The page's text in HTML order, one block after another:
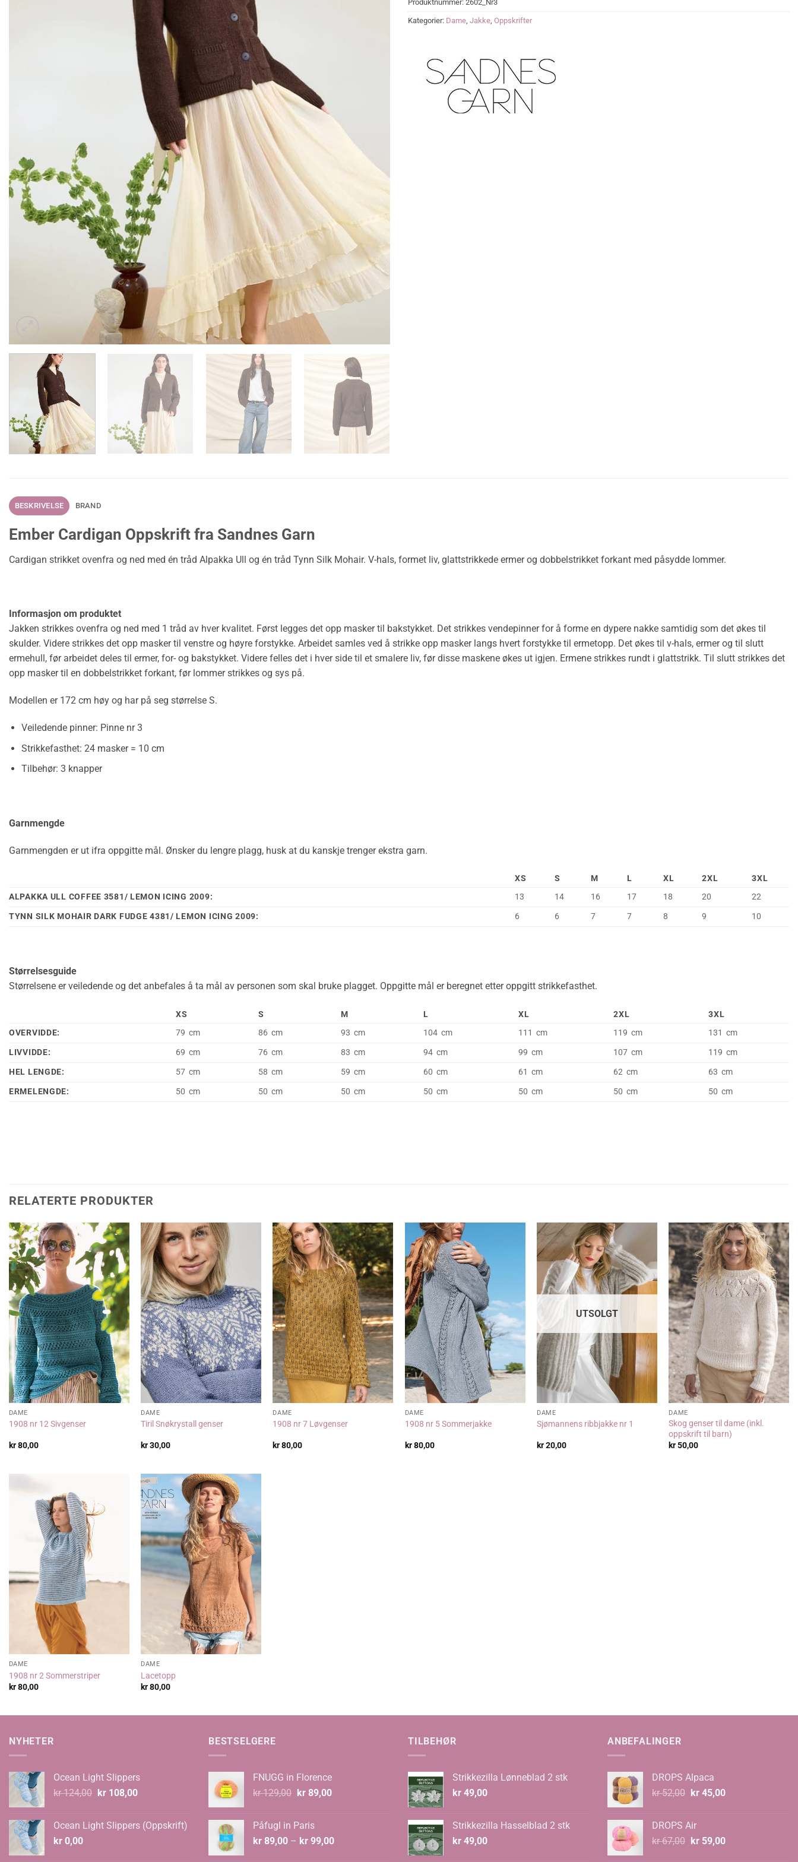
Produktnummer: 2602_Nr3
Kategorier: Dame, Jakke, Oppskrifter
BESKRIVELSE BRAND
Ember Cardigan Oppskrift fra Sandnes Garn
Cardigan strikket ovenfra og ned med én tråd Alpakka Ull og én tråd Tynn Silk Mohair. V-hals, formet liv, glattstrikkede ermer og dobbelstrikket forkant med påsydde lommer.
Informasjon om produktet
Jakken strikkes ovenfra og ned med 1 tråd av hver kvalitet. Først legges det opp masker til bakstykket. Det strikkes vendepinner for å forme en dypere nakke samtidig som det økes til
skulder. Videre strikkes det opp masker til venstre og høyre forstykke. Arbeidet samles ved å strikke opp masker langs hvert forstykke til ermetopp. Det økes til v-hals, ermer og til slutt
ermehull, før arbeidet deles til ermer, for- og bakstykket. Videre felles det i hver side til et smalere liv, før disse maskene økes ut igjen. Ermene strikkes rundt i glattstrikk. Til slutt strikkes det
opp masker til en dobbelstrikket forkant, før lommer strikkes og sys på.
Modellen er 172 cm høy og har på seg størrelse S.
Veiledende pinner: Pinne nr 3
Strikkefasthet: 24 masker = 10 cm
Tilbehør: 3 knapper
Garnmengde
Garnmengden er ut ifra oppgitte mål. Ønsker du lengre plagg, husk at du kanskje trenger ekstra garn.
XS S M L XL 2XL
3XL
ALPAKKA ULL COFFEE 3581/ LEMON ICING 2009:
13 14 16 17 18 20
22
TYNN SILK MOHAIR DARK FUDGE 4381/ LEMON ICING 2009:
6 6 7 7 8 9 10
Størrelsesguide
Størrelsene er veiledende og det anbefales å ta mål av personen som skal bruke plagget. Oppgitte mål er beregnet etter oppgitt strikkefasthet.
XS S M L XL 2XL
3XL
OVERVIDDE:
79 cm 86 cm 93 cm 104 cm 111 cm 119 cm
131 cm
LIVVIDDE:
69 cm 76 cm 83 cm 94 cm 99 cm 107 cm
119 cm
HEL LENGDE:
57 cm 58 cm 59 cm 60 cm 61 cm 62 cm
63 cm
ERMELENGDE:
50 cm 50 cm 50 cm 50 cm 50 cm 50 cm 50 cm
RELATERTE PRODUKTER
DAME
1908 nr 12 Sivgenser
kr80,00
DAME
Tiril Snøkrystall genser
kr30,00
DAME
1908 nr 7 Løvgenser
kr80,00
DAME
1908 nr 5 Sommerjakke
kr80,00
UTSOLGT
DAME
Sjømannens ribbjakke nr 1
kr20,00
DAME
Skog genser til dame (inkl.
oppskrift til barn)
kr50,00
DAME
1908 nr 2 Sommerstriper
kr80,00
DAME
Lacetopp
kr80,00
NYHETER
Ocean Light Slippers
kr124,00 Opprinnelig
kr 124,00.
kr108,00Nåværende
kr 108,00.
Ocean Light Slippers (Oppskrift)
kr 0,00
BESTSELGERE
FNUGG in Florence
kr129,00 Opprinnelig
kr 129,00.
kr89,00Nåværende
Påfugl in Paris
kr 89,00 – kr 99,00Prisområde:
TILBEHØR
Strikkezilla Lønneblad 2 stk
kr 49,00
Strikkezilla Hasselblad 2 stk
kr 49,00
ANBEFALINGER
DROPS Alpaca
kr52,00 Opprinnelig
kr 52,00.
kr45,00Nåværende
DROPS Air
kr67,00 Opprinnelig
kr59,00Nåværende